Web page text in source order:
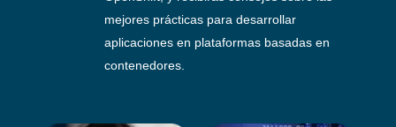
mejores prácticas para desarrollar
aplicaciones en plataformas basadas en
contenedores.